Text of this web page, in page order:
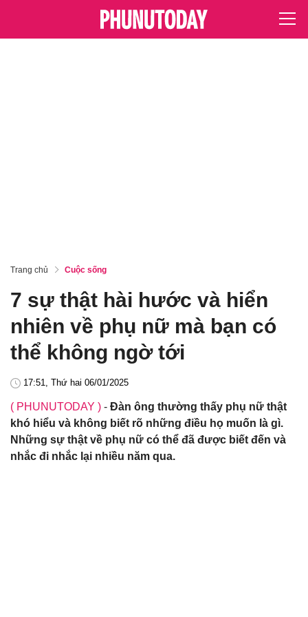
Trang chủ Cuộc sống
7 sự thật hài hước và hiển
nhiên về phụ nữ mà bạn có
thể không ngờ tới
17:51, Thứ hai 06/01/2025
( PHUNUTODAY ) - Đàn ông thường thấy phụ nữ thật
khó hiểu và không biết rõ những điều họ muốn là gì.
Những sự thật về phụ nữ có thể đã được biết đến và
nhắc đi nhắc lại nhiều năm qua.